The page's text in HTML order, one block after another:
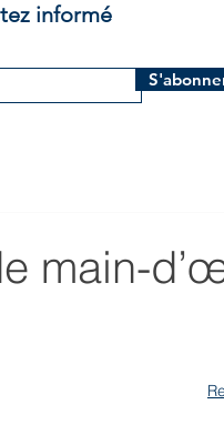
main-
informé